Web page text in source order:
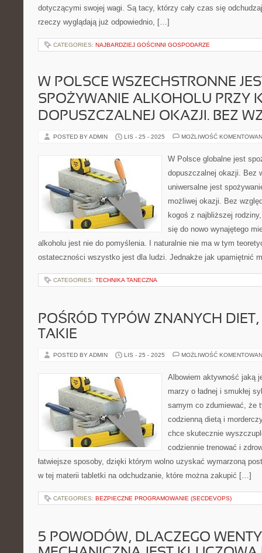
dotyczącymi swojej wagi. Są tacy, którzy cały czas się
rzeczy wyglądają już odpowiednio, […]
CATEGORIES: NAJBARDZIEJ GOŚCINNI GOSPODARZE
W POLSCE WSZECHSTRONNE
SPOŻYWANIE ALKOHOLU PRZY
DOPUSZCZALNEJ OKAZJI. BEZ
POSTED BY ADMIN LIS - 25 - 2025 MOŻLIWOŚĆ
W Polsce globalne jest
dopuszczalnej okazji. Bez
uniwersalne jest
możliwej okazji. Bez
kogoś z najbliższej
się do nowo wynajętego
alkoholu jest nie do pomyślenia. I naturalnie nie ma w tym
ostateczności wszystko jest dla ludzi. Jednakże jak upamiętnić
CATEGORIES: TECHNIKA TANECZNA
POŚRÓD TYPÓW ZNANYCH DIET,
TAKIE
POSTED BY ADMIN LIS - 25 - 2025 MOŻLIWOŚĆ
Albowiem aktywność jaką
marzy o ładnej i smukłej
samym co zdumiewać, że
codzienną dietą i
chce skutecznie
codziennie trenować i
łatwiejsze sposoby, dzięki którym wolno uzyskać wymarzoną
w tej materii tabletki na odchudzanie, które można zakupić […]
CATEGORIES: BEZPIECZNE PROGRAMOWANIE (SECDEVOPS)
5 POWODÓW, DLACZEGO